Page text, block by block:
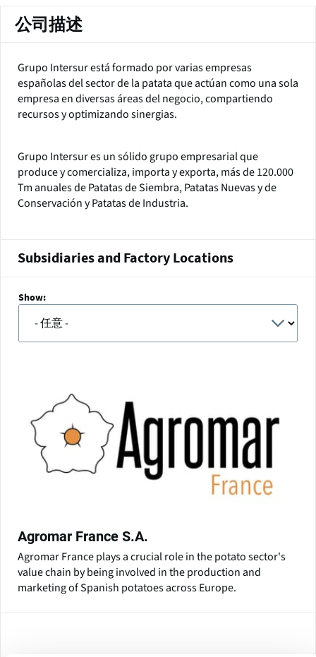
公司描述
Grupo Intersur está formado por varias empresas
españolas del sector de la patata que actúan como una sola
empresa en diversas áreas del negocio, compartiendo
recursos y optimizando sinergias.
Grupo Intersur es un sólido grupo empresarial que
produce y comercializa, importa y exporta, más de 120.000
Tm anuales de Patatas de Siembra, Patatas Nuevas y de
Conservación y Patatas de Industria.
Subsidiaries and Factory Locations
Show:
Agromar France S.A.
Agromar France plays a crucial role in the potato sector's
value chain by being involved in the production and
marketing of Spanish potatoes across Europe.